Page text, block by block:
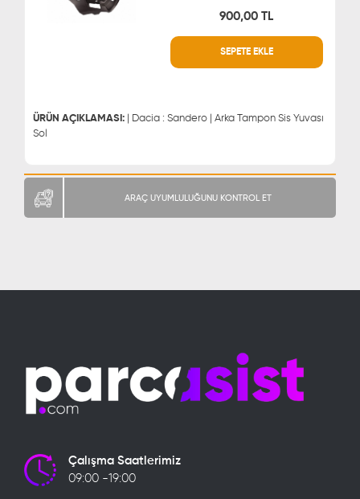
900,00 TL
SEPETE EKLE
ÜRÜN AÇIKLAMASI: | Dacia : Sandero | Arka Tampon Sis Yuvası
Sol
MÜŞTERİ HİZMETLERİ
ARAÇ UYUMLULUĞUNU KONTROL ET
Çalışma Saatlerimiz
09:00 -19:00